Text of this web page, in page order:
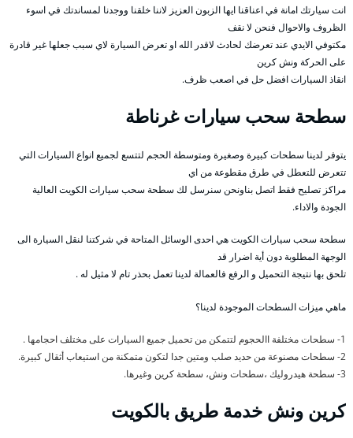
انت سيارتك امانة في اعناقنا ايها الزبون العزيز لاننا خلقنا ووجدنا لمساندتك في اسوء
الظروف والاحوال فنحن لا نقف
مكتوفي الايدي عند تعرضك لحادث لاقدر الله او تعرض السيارة لاي سبب جعلها غير قادرة
على الحركة ونش كرين
انقاذ السيارات افضل حل في اصعب ظرف.
سطحة سحب سيارات غرناطة
يتوفر لدينا سطحات كبيرة وصغيرة ومتوسطة الحجم لتتسع لجميع انواع السيارات التي
تتعرض للتعطل في طرق مقطوعة من اي
مراكز تصليح فقط اتصل بناونحن سنرسل لك سطحة سحب سيارات الكويت العالية
الجودة والاداء.
سطحة سحب سيارات الكويت هي احدى الوسائل المتاحة في شركتنا لنقل السيارة الى
الوجهة المطلوبة دون أية اضرار قد
تلحق بها نتيجة التحميل و الرفع فالعمالة لدينا تعمل بحذر تام لا مثيل له .
ماهي ميزات السطحات الموجودة لدينا؟
1- سطحات مختلفة االحجوم لتتمكن من تحميل جميع السيارات على مختلف احجامها .
2- سطحات مصنوعة من حديد صلب ومتين جدا لتكون متمكنة من استيعاب أثقال كبيرة.
3- سطحة هيدروليك ،سطحات ونش، سطحة كرين وغيرها.
كرين ونش خدمة طريق بالكويت